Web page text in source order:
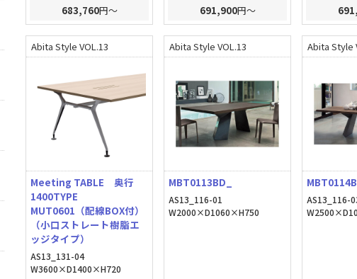
683,760円～ 691,900円～
Abita Style VOL.13
Meeting TABLE 奥行
1400TYPE
MUT0601（配線BOX付）
（小口ストレート樹脂エ
ッジタイプ）
AS13_131-04
W3600×D1400×H720
Abita Style VOL.13
MBT0113BD_
AS13_116-01
W2000×D1060×H750
Abita Style
AS13_116-